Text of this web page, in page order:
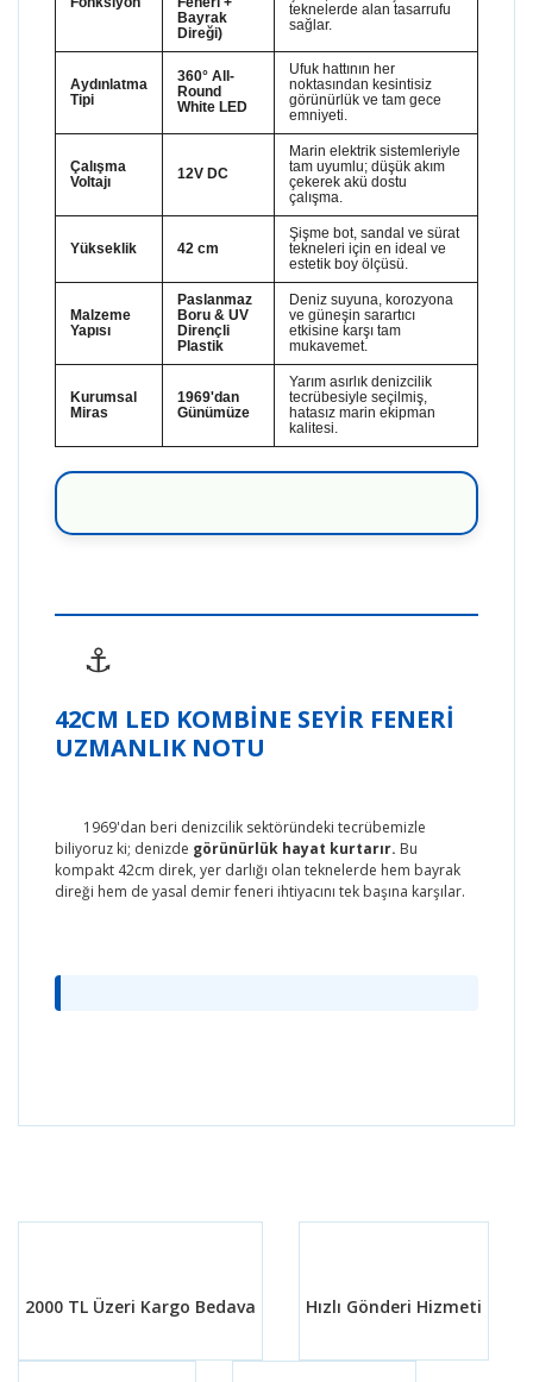
Bayrak
Direği)
teknelerde alan tasarrufu
sağlar.
Aydınlatma
Tipi
360° All-
Round
White LED
Ufuk hattının her
noktasından kesintisiz
görünürlük ve tam gece
emniyeti.
Çalışma
Voltajı
12V DC
Marin elektrik sistemleriyle
tam uyumlu; düşük akım
çekerek akü dostu
çalışma.
Yükseklik 42 cm
Şişme bot, sandal ve sürat
tekneleri için en ideal ve
estetik boy ölçüsü.
Malzeme
Yapısı
Paslanmaz
Boru & UV
Dirençli
Plastik
Deniz suyuna, korozyona
ve güneşin sarartıcı
etkisine karşı tam
mukavemet.
Kurumsal
Miras
1969'dan
Günümüze
Yarım asırlık denizcilik
tecrübesiyle seçilmiş,
hatasız marin ekipman
kalitesi.
⚓
42CM LED KOMBINE SEYIR FENERI
UZMANLIK NOTU
1969'dan beri denizcilik sektöründeki tecrübemizle
biliyoruz ki; denizde görünürlük hayat kurtarır. Bu
kompakt 42cm direk, yer darlığı olan teknelerde hem bayrak
direği hem de yasal demir feneri ihtiyacını tek başına karşılar.
Bu ürüne ilk yorumu siz yapın!
gördüğünüz noktaları öneri formunu
Ürün fiyatı diğer sitelerden daha pahalı.
2000 TL Üzeri Kargo Bedava Hızlı Gönderi Hizmeti